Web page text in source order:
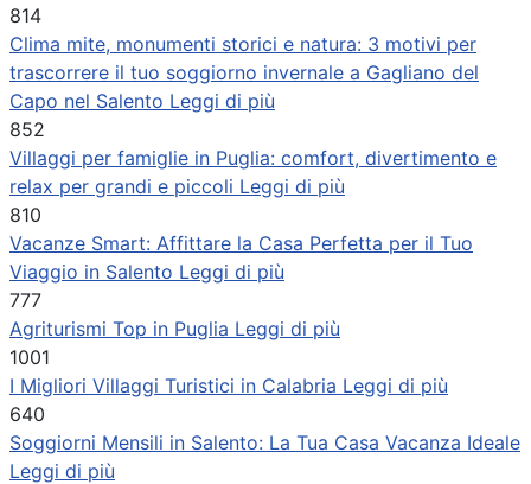
814
Clima mite, monumenti storici e natura: 3 motivi per
trascorrere il tuo soggiorno invernale a Gagliano del
Capo nel Salento Leggi di più
852
Villaggi per famiglie in Puglia: comfort, divertimento e
relax per grandi e piccoli Leggi di più
810
Vacanze Smart: Affittare la Casa Perfetta per il Tuo
Viaggio in Salento Leggi di più
777
Agriturismi Top in Puglia Leggi di più
1001
I Migliori Villaggi Turistici in Calabria Leggi di più
640
Soggiorni Mensili in Salento: La Tua Casa Vacanza Ideale
Leggi di più